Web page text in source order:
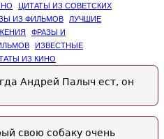
ЦИТАТЫ ИЗ СОВЕТСКИХ
ИЗ ФИЛЬМОВ
ЛУЧШИЕ
ФРАЗЫ И
ИЗВЕСТНЫЕ
ИЗ КИНО
Андрей Палыч ест, он
свою собаку очень